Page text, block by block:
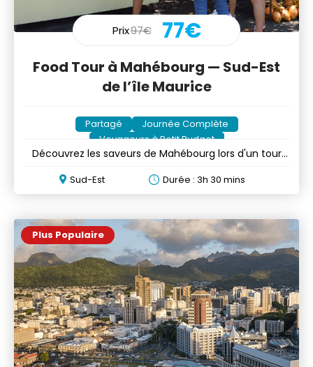
Prix97€ 77€
Food Tour à Mahébourg — Sud-Est
de l’île Maurice
Partagé
Journée Complète
Voyageurs à Petit Budget
Découvrez les saveurs de Mahébourg lors d'un tour
Sud-Est Durée : 3h 30 mins
Plus Populaire